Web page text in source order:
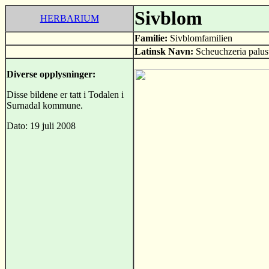
HERBARIUM Sivblom
Familie: Sivblomfamilien
Latinsk Navn: Scheuchzeria
Diverse opplysninger:
Disse bildene er tatt i Todalen i
Surnadal kommune.
Dato: 19 juli 2008